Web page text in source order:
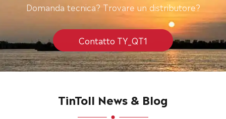
Domanda tecnica? Trovare un distributore?
Contatto TY_QT1
TinToll News & Blog